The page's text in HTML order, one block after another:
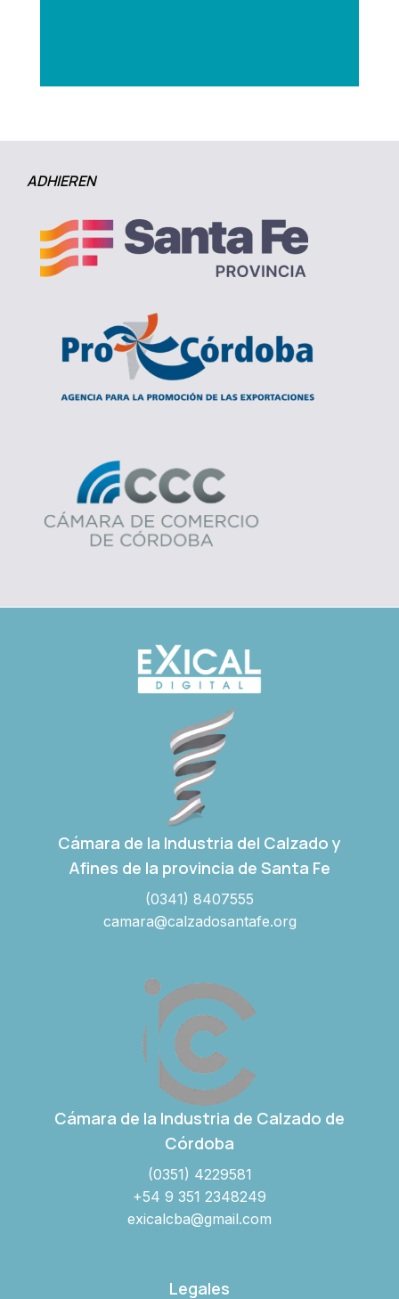
ADHIEREN
Cámara de la Industria del Calzado y
Afines de la provincia de Santa Fe
(0341) 8407555
camara@calzadosantafe.org
Cámara de la Industria de Calzado de
Córdoba
(0351) 4229581
+54 9 351 2348249
exicalcba@gmail.com
Legales